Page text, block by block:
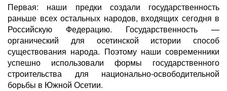
Первая: наши предки создали государственность
раньше всех остальных народов, входящих сегодня в
Российскую Федерацию. Государственность —
органический для осетинской истории способ
существования народа. Поэтому наши современники
успешно использовали формы государственного
строительства для национально-освободительной
борьбы в Южной Осетии.